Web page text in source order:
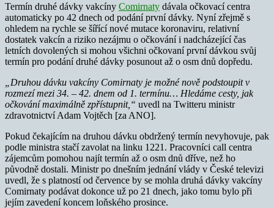
Termín druhé dávky vakcíny Comirnaty dávala očkovací centra
automaticky po 42 dnech od podání první dávky. Nyní zřejmě s
ohledem na rychle se šířící nové mutace koronaviru, relativní
dostatek vakcín a riziko nezájmu o očkování i nadcházející čas
letních dovolených si mohou všichni očkovaní první dávkou svůj
termín pro podání druhé dávky posunout až o osm dnů dopředu.
„Druhou dávku vakcíny Comirnaty je možné nově podstoupit v
rozmezí mezi 34. – 42. dnem od 1. termínu… Hledáme cesty, jak
očkování maximálně zpřístupnit,“ uvedl na Twitteru ministr
zdravotnictví Adam Vojtěch [za ANO].
Pokud čekajícím na druhou dávku obdržený termín nevyhovuje, pak
podle ministra stačí zavolat na linku 1221. Pracovníci call centra
zájemcům pomohou najít termín až o osm dnů dříve, než ho
původně dostali. Ministr po dnešním jednání vlády v České televizi
uvedl, že s platností od července by se mohla druhá dávky vakcíny
Comirnaty podávat dokonce už po 21 dnech, jako tomu bylo při
jejím zavedení koncem loňského prosince.